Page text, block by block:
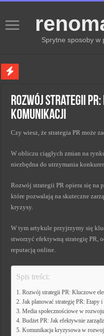
Sprytne sposoby w
Kiedy zmieniać strategię PR dla
Monitorowanie wizerunku w sieci
Kryzys a zmiana strategii PR w
Adaptacja strategii PR kluczem do
Rozwój strategii
komunikacji
Czy wiesz, że strategia PR może
W obliczu ciągłych zmian na
niezbędna do utrzymania
Rozwój strategii PR opiera się
które pozwalają na skuteczne
kryzysy.
W tym artykule przyjrzymy się
stworzyć efektywną strategię PR,
reputacją online.
Spis treści:
Rozwój strategii PR: Kluczowe
Jak planować strategię PR: Etapy i
Media społecznościowe w
Budżet PR: Jak efektywnie
Komunikacja kryzysowa w